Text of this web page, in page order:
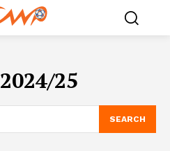
2024/25
SEARCH